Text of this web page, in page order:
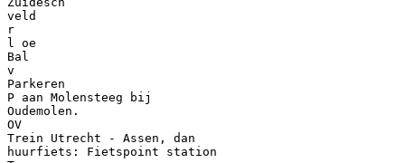
veld
r
l oe
Bal
v
Parkeren
P aan Molensteeg bij
Oudemolen.
OV
Trein Utrecht - Assen, dan
huurfiets: Fietspoint station